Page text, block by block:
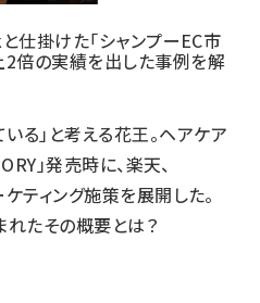
仕掛けた「シャンプーEC市
2倍の実績を出した事例を解
る」と考える花王。ヘアケア
」発売時に、楽天、
ティング施策を展開した。
れたその概要とは？